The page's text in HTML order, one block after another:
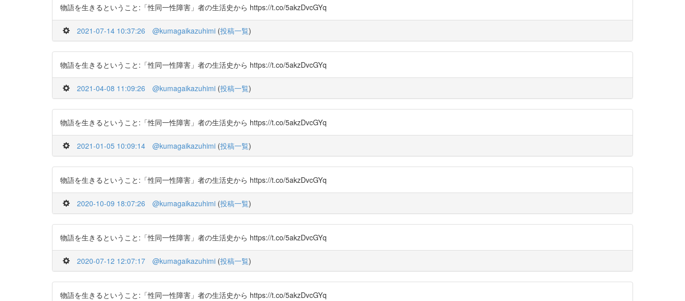
物語を生きるということ:「性同一性障害」者の生活史から https://t.co/5akzDvcGYq
2021-07-14 10:37:26 @kumagaikazuhimi (投稿一覧)
物語を生きるということ:「性同一性障害」者の生活史から https://t.co/5akzDvcGYq
2021-04-08 11:09:26 @kumagaikazuhimi (投稿一覧)
物語を生きるということ:「性同一性障害」者の生活史から https://t.co/5akzDvcGYq
2021-01-05 10:09:14 @kumagaikazuhimi (投稿一覧)
物語を生きるということ:「性同一性障害」者の生活史から https://t.co/5akzDvcGYq
2020-10-09 18:07:26 @kumagaikazuhimi (投稿一覧)
物語を生きるということ:「性同一性障害」者の生活史から https://t.co/5akzDvcGYq
2020-07-12 12:07:17 @kumagaikazuhimi (投稿一覧)
物語を生きるということ:「性同一性障害」者の生活史から https://t.co/5akzDvcGYq